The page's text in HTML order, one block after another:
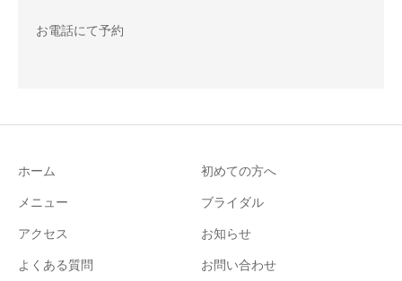
お電話にて予約
ホーム 初めての方へ
メニュー ブライダル
アクセス お知らせ
よくある質問 お問い合わせ